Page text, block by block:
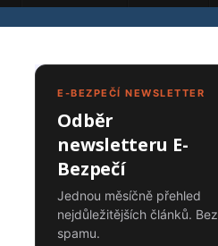
E-BEZPEČÍ NEWSLETTER
Odběr
newsletteru E-
Bezpečí
Jednou měsíčně přehled
nejdůležitějších článků. Bez
spamu.